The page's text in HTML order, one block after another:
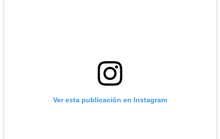
Ver esta publicación en Instagram